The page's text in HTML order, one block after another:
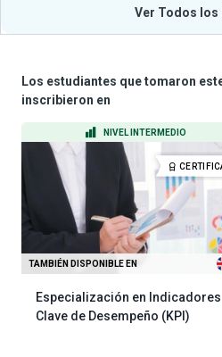
Ver Todos los
Los estudiantes que tomaron
inscribieron en
NIVEL INTERMEDIO
TAMBIÉN DISPONIBLE EN
Especialización en Indicadores
Clave de Desempeño (KPI)